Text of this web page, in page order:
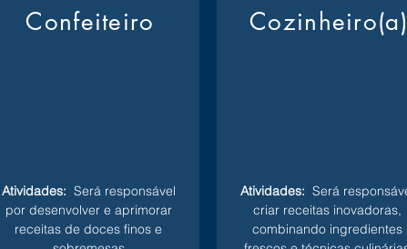
Confeiteiro
Atividades: Será responsável
por desenvolver e aprimorar
receitas de doces finos e
Cozinheiro(a)
Atividades: Será
criar receitas inovadoras,
combinando ingredientes